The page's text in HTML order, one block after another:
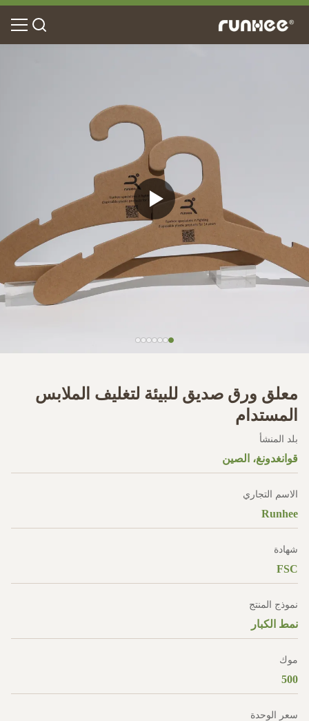
معلق ورق صديق للبيئة لتغليف الملابس
المستدام
بلد المنشأ
قوانغدونغ، الصين
الاسم التجاري
Runhee
شهادة
FSC
نموذج المنتج
نمط الكبار
موك
500
سعر الوحدة